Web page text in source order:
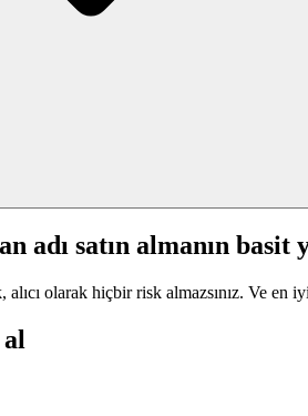
adı satın almanın basit
olarak hiçbir risk almazsınız. Ve en
al